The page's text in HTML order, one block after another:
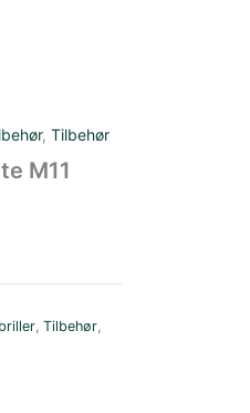
, Tilbehør
M11
, Tilbehør,